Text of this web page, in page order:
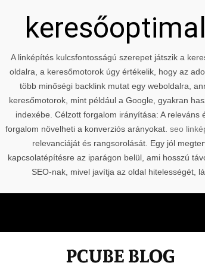
A linképítés kulcsfontosságú szerepet játszik a
oldalra, a keresőmotorok úgy értékelik, hogy az
több minőségi backlink mutat egy weboldalra,
keresőmotorok, mint például a Google, gyakran
indexébe. Célzott forgalom irányítása: A
forgalom növelheti a konverziós arányokat. seo
relevanciáját és rangsorolását. Egy jól
kapcsolatépítésre az iparágon belül, ami hosszú
SEO-nak, mivel javítja az oldal hitelességét,